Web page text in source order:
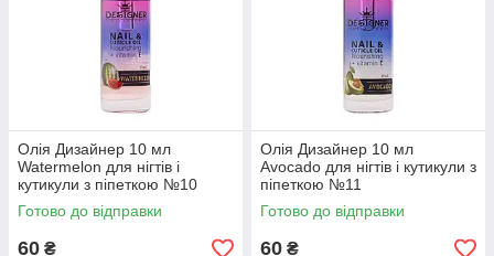
Олія Дизайнер 10 мл
Watermelon для нігтів і
кутикули з піпеткою №10
Готово до відправки
60 ₴
Олія Дизайнер 10 мл
Avocado для нігтів і кутикули з
піпеткою №11
Готово до відправки
60 ₴